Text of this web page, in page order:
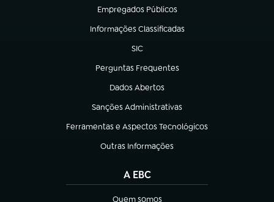
Empregados Públicos
(abre em nova aba)
Informações Classificadas
(abre em nova aba)
SIC
(abre em nova aba)
Perguntas Frequentes
(abre em nova aba)
Dados Abertos
(abre em nova aba)
Sanções Administrativas
(abre em nova aba)
Ferramentas e Aspectos Tecnológicos
(abre em nova aba)
Outras Informações
(abre em nova aba)
A EBC
Quem somos